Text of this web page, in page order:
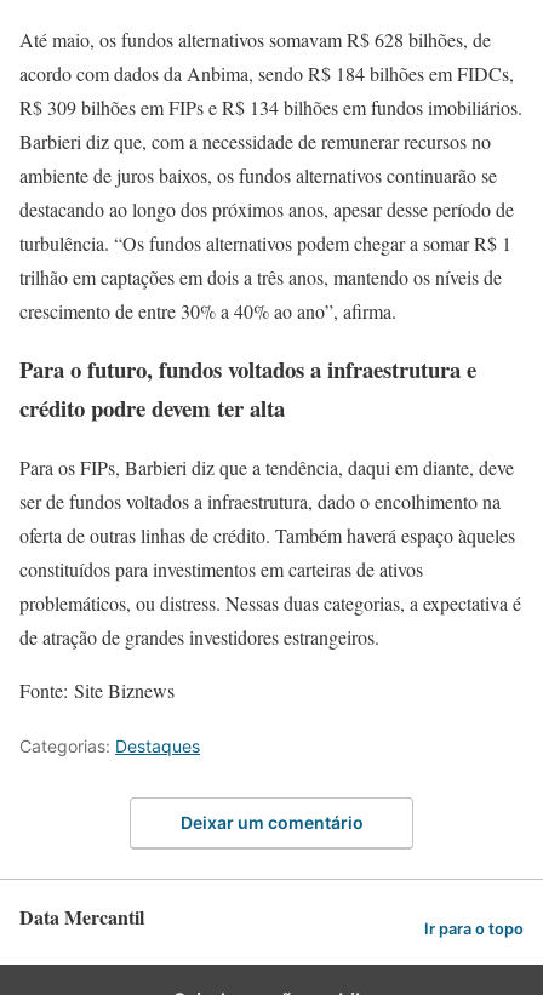
Até maio, os fundos alternativos somavam R$ 628 bilhões, de
acordo com dados da Anbima, sendo R$ 184 bilhões em FIDCs,
R$ 309 bilhões em FIPs e R$ 134 bilhões em fundos imobiliários.
Barbieri diz que, com a necessidade de remunerar recursos no
ambiente de juros baixos, os fundos alternativos continuarão se
destacando ao longo dos próximos anos, apesar desse período de
turbulência. “Os fundos alternativos podem chegar a somar R$ 1
trilhão em captações em dois a três anos, mantendo os níveis de
crescimento de entre 30% a 40% ao ano”, afirma.
Para o futuro, fundos voltados a infraestrutura e
crédito podre devem ter alta
Para os FIPs, Barbieri diz que a tendência, daqui em diante, deve
ser de fundos voltados a infraestrutura, dado o encolhimento na
oferta de outras linhas de crédito. Também haverá espaço àqueles
constituídos para investimentos em carteiras de ativos
problemáticos, ou distress. Nessas duas categorias, a expectativa é
de atração de grandes investidores estrangeiros.
Fonte: Site Biznews
Categorias: Destaques
Deixar um comentário
Data Mercantil Ir para o topo